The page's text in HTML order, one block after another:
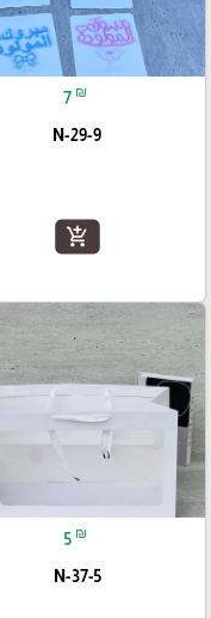
7 ₪
N-29-9
add_shopping_cart
5 ₪
N-37-5